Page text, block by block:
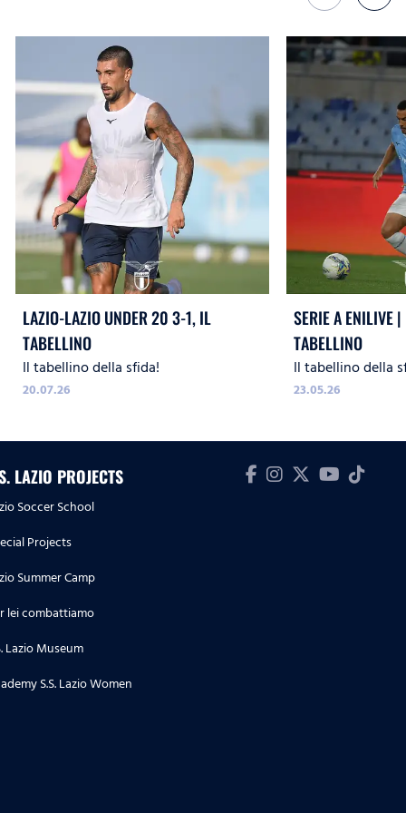
LAZIO-LAZIO UNDER 20 3-1, IL
TABELLINO
Il tabellino della sfida!
20.07.26
SERIE A ENILIVE
TABELLINO
Il tabellino della
23.05.26
LAZIO PROJECTS
Soccer School
Projects
Summer Camp
lei combattiamo
Lazio Museum
S.S. Lazio Women